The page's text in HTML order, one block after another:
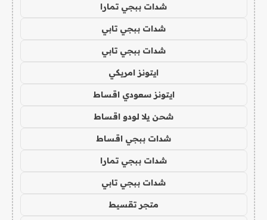
شدات ببجي تمارا
شدات ببجي تابي
شدات ببجي تابي
ايتونز امريكي
ايتونز سعودي اقساط
شحن يلا لودو اقساط
شدات ببجي اقساط
شدات ببجي تمارا
شدات ببجي تابي
متجر تقسيط